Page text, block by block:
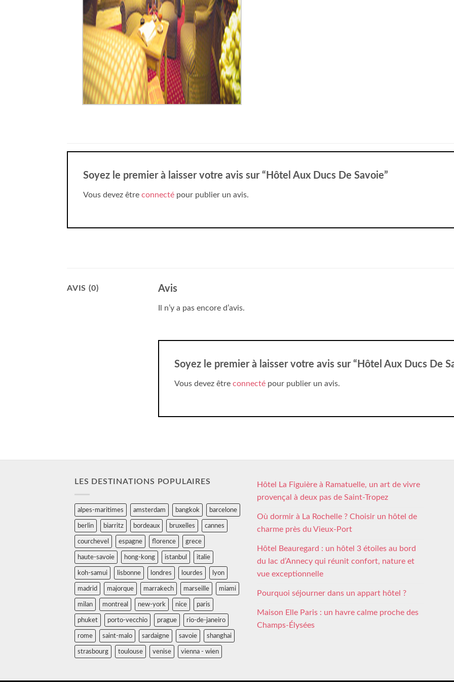
Soyez le premier à laisser votre avis sur “Hôtel Aux Ducs De Savoie”
Vous devez être connecté pour publier un avis.
AVIS (0) Avis
Il n’y a pas encore d’avis.
Soyez le premier à laisser votre avis sur “Hôtel Aux Ducs De
Vous devez être connecté pour publier un avis.
LES DESTINATIONS POPULAIRES
alpes-maritimes amsterdam bangkok barcelone
berlin biarritz bordeaux bruxelles cannes
courchevel espagne florence grece
haute-savoie hong-kong istanbul italie
koh-samui lisbonne londres lourdes lyon
madrid majorque marrakech marseille miami
milan montreal new-york nice paris
phuket porto-vecchio prague rio-de-janeiro
rome saint-malo sardaigne savoie shanghai
strasbourg toulouse venise vienna - wien
Hôtel La Figuière à Ramatuelle, un art de vivre
provençal à deux pas de Saint-Tropez
Où dormir à La Rochelle ? Choisir un hôtel de
charme près du Vieux-Port
Hôtel Beauregard : un hôtel 3 étoiles au bord
du lac d’Annecy qui réunit confort, nature et
vue exceptionnelle
Pourquoi séjourner dans un appart hôtel ?
Maison Elle Paris : un havre calme proche des
Champs-Élysées